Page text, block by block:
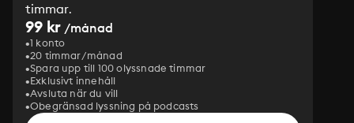
timmar.
99 kr /månad
1 konto
20 timmar/månad
Spara upp till 100 olyssnade timmar
Exklusivt innehåll
Avsluta när du vill
Obegränsad lyssning på podcasts